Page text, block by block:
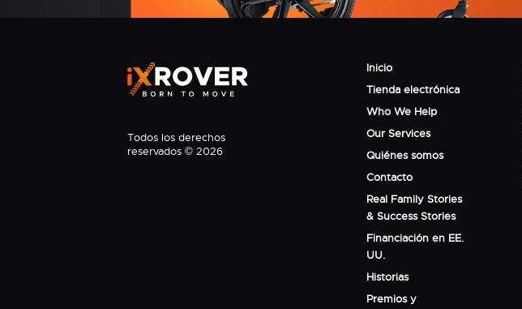
Todos los derechos
reservados © 2026
Inicio
Tienda electrónica
Who We Help
Our Services
Quiénes somos
Contacto
Real Family Stories
& Success Stories
Financiación en EE.
UU.
Historias
Premios y